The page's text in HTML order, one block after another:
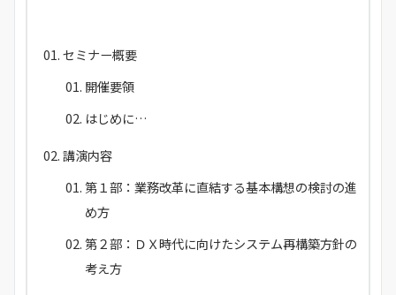
セミナー概要
開催要領
はじめに…
講演内容
第１部：業務改革に直結する基本構想の検討の進
め方
第２部：ＤＸ時代に向けたシステム再構築方針の
考え方